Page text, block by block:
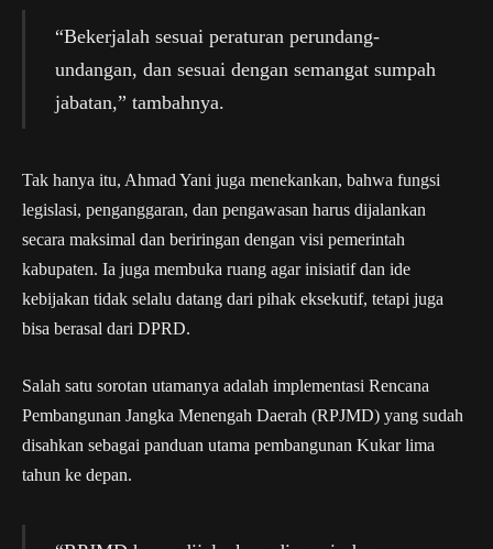
“Bekerjalah sesuai peraturan perundang-
undangan, dan sesuai dengan semangat sumpah
jabatan,” tambahnya.
Tak hanya itu, Ahmad Yani juga menekankan, bahwa fungsi
legislasi, penganggaran, dan pengawasan harus dijalankan
secara maksimal dan beriringan dengan visi pemerintah
kabupaten. Ia juga membuka ruang agar inisiatif dan ide
kebijakan tidak selalu datang dari pihak eksekutif, tetapi juga
bisa berasal dari DPRD.
Salah satu sorotan utamanya adalah implementasi Rencana
Pembangunan Jangka Menengah Daerah (RPJMD) yang sudah
disahkan sebagai panduan utama pembangunan Kukar lima
tahun ke depan.